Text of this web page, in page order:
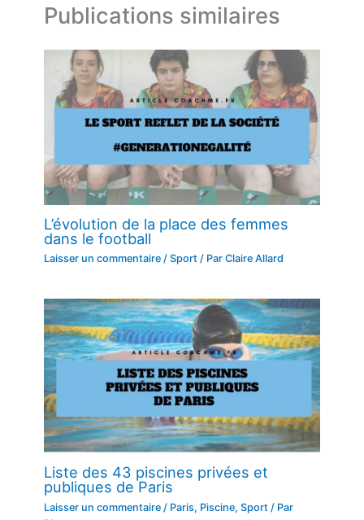
Publications similaires
L’évolution de la place des femmes
dans le football
Laisser un commentaire /Sport / ParClaire Allard
Liste des 43 piscines privées et
publiques de Paris
Laisser un commentaire / Paris, Piscine,Sport / Par